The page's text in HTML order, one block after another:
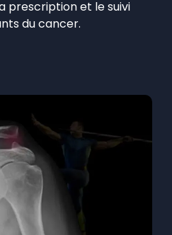
prescription et le suivi
du cancer.